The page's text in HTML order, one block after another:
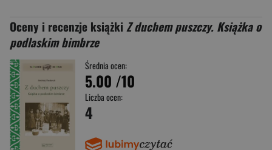
Oceny i recenzje książki Z duchem puszczy. Książka o
podlaskim bimbrze
Średnia ocen:
5.00 /10
Liczba ocen:
4